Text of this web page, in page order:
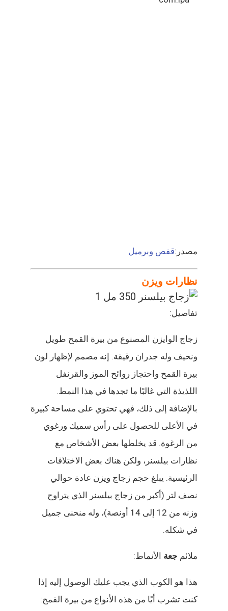
مصدر:قفص وبرميل
نظارات ويزن
تفاصيل:
زجاج الوايزن المصنوع من بيرة القمح طويل
ونحيف وله جدران رقيقة. إنه مصمم لإظهار لون
بيرة القمح واحتجاز روائح الموز والقرنفل
اللذيذة التي غالبًا ما تجدها في هذا النمط.
بالإضافة إلى ذلك، فهي تحتوي على مساحة كبيرة
في الأعلى للحصول على رأس سميك ورغوي
من الرغوة. قد يخلطها بعض الأشخاص مع
نظارات بيلسنر، ولكن هناك بعض الاختلافات
الرئيسية. يبلغ حجم زجاج ويزن عادة حوالي
نصف لتر (أكبر من زجاج بيلسنر الذي يتراوح
وزنه من 12 إلى 14 أونصة)، وله منحنى جميل
في شكله.
ملائم جعة الأنماط:
هذا هو الكوب الذي يجب عليك الوصول إليه إذا
كنت تشرب أيًا من هذه الأنواع من بيرة القمح: